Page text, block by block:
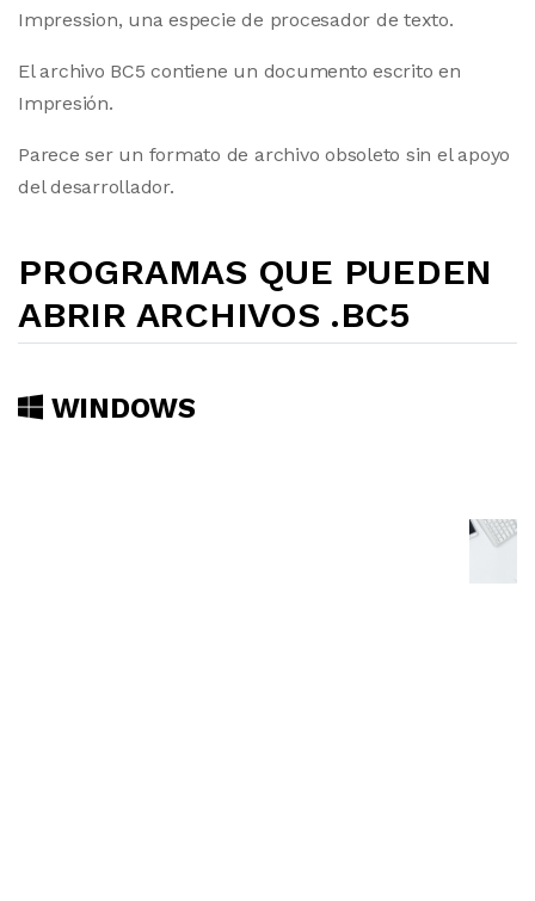
Impression, una especie de procesador de texto.
El archivo BC5 contiene un documento escrito en
Impresión.
Parece ser un formato de archivo obsoleto sin el apoyo
del desarrollador.
PROGRAMAS QUE PUEDEN
ABRIR ARCHIVOS .BC5
WINDOWS